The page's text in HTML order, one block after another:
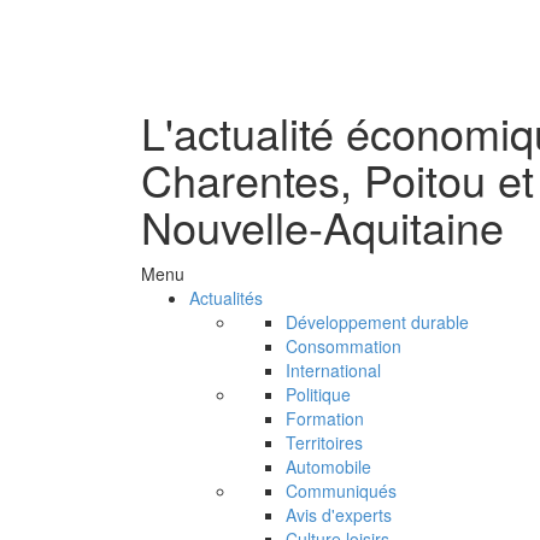
L'actualité
Charentes, Poitou et
Nouvelle-Aquitaine
Menu
Actualités
Développement durable
Consommation
International
Politique
Formation
Territoires
Automobile
Communiqués
Avis d'experts